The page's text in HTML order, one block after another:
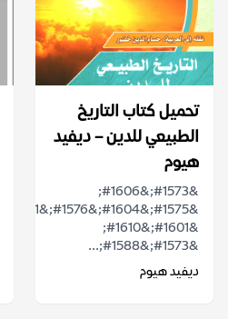
تحميل كتاب التاريخ
الطبيعي للدين – ديفيد
هيوم
&#1573;&#1606;
&#1601;&#1610;
&#1573;&#1588;...
ديفيد هيوم